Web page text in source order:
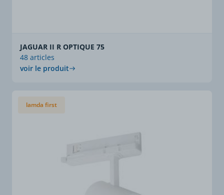
JAGUAR II R OPTIQUE 75
48 articles
voir le produit
lamda first